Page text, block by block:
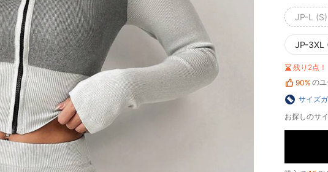
JP-L (S)
JP-3XL
残り2点！
90% の
サイズ
お探しのサ